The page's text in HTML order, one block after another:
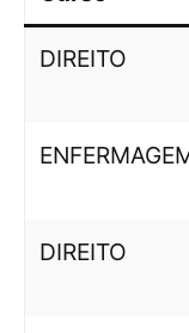
DIREITO
DIREITO